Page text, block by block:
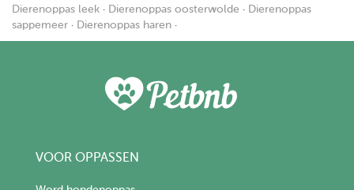
Dierenoppas leek · Dierenoppas oosterwolde · Dierenoppas
sappemeer · Dierenoppas haren ·
VOOR OPPASSEN